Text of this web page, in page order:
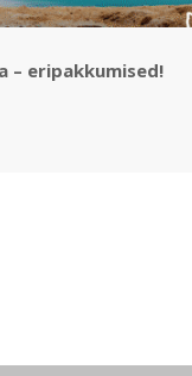
– eripakkumised!